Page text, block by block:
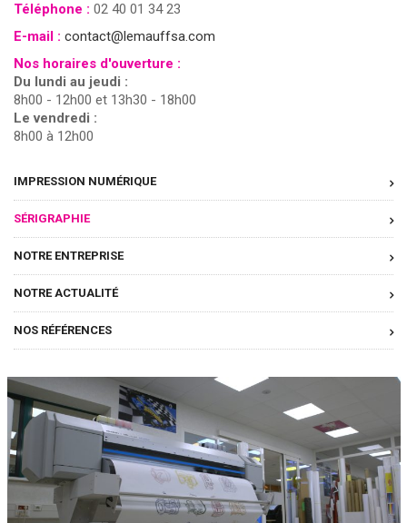
Téléphone : 02 40 01 34 23
E-mail : contact@lemauffsa.com
Nos horaires d'ouverture :
Du lundi au jeudi :
8h00 - 12h00 et 13h30 - 18h00
Le vendredi :
8h00 à 12h00
IMPRESSION NUMÉRIQUE
SÉRIGRAPHIE
NOTRE ENTREPRISE
NOTRE ACTUALITÉ
NOS RÉFÉRENCES